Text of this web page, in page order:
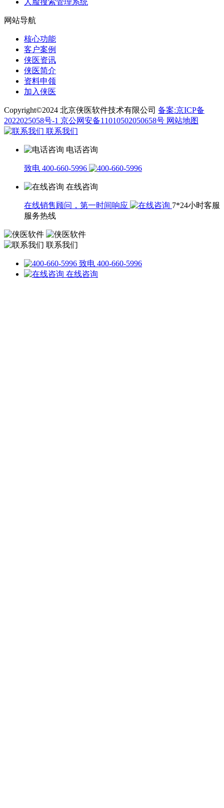
网站导航
核心功能
客户案例
侠医资讯
侠医简介
资料申领
加入侠医
Copyright©2024 北京侠医软件技术有限公司 备案:京ICP备
2022025058号-1 京公网安备11010502050658号 网站地图
联系我们
电话咨询
致电 400-660-5996
在线咨询
在线销售顾问，第一时间响应
7*24小时客服
服务热线
联系我们
致电 400-660-5996
在线咨询